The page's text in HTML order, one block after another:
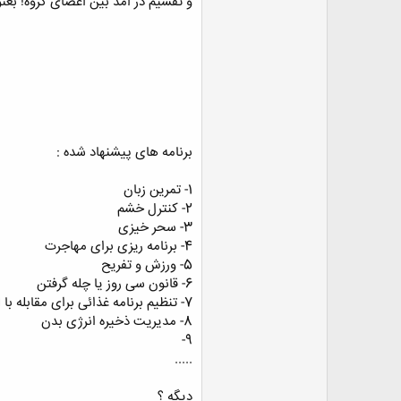
برنامه های پیشنهاد شده :
1- تمرین زبان
2- کنترل خشم
3- سحر خیزی
4- برنامه ریزی برای مهاجرت
5- ورزش و تفریح
6- قانون سی روز یا چله گرفتن
7- تنظیم برنامه غذائی برای مقابله با افسردگی
8- مدیریت ذخیره انرژی بدن
9-
.....
دیگه ؟